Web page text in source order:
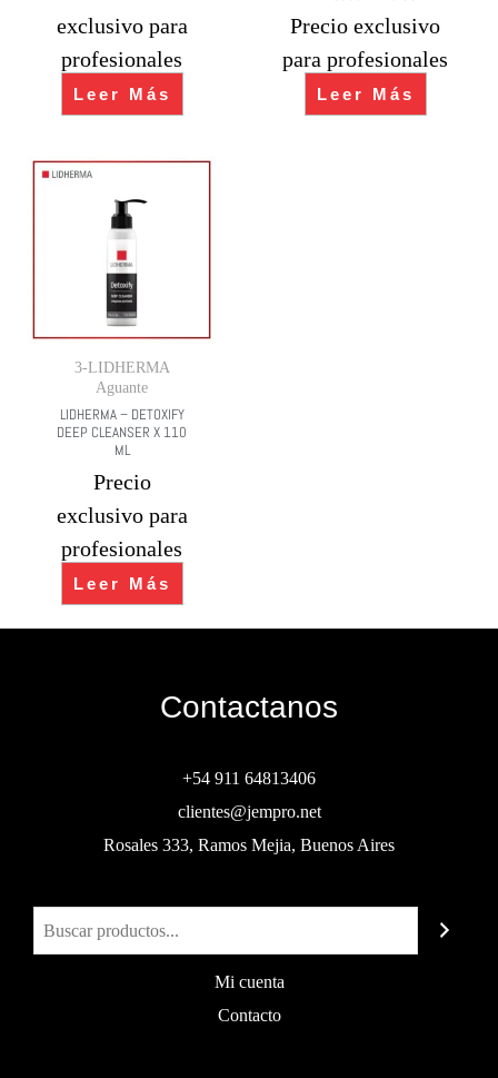
exclusivo para
profesionales
Leer Más
Precio exclusivo
para profesionales
Leer Más
3-LIDHERMA
Aguante
LIDHERMA – DETOXIFY
DEEP CLEANSER X 110
ML
Precio
exclusivo para
profesionales
Leer Más
Contactanos
+54 911 64813406
clientes@jempro.net
Rosales 333, Ramos Mejia, Buenos Aires
Mi cuenta
Contacto